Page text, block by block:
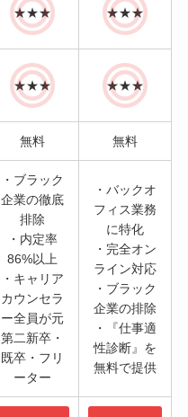
★★★ ★★★
★★★ ★★★
無料 無料
・ブラック
企業の徹底
排除
・内定率
86%以上
・キャリア
カウンセラ
ー全員が元
第二新卒・
既卒・フリ
ーター
・バックオ
フィス業務
に特化
・完全オン
ライン対応
・ブラック
企業の排除
・『仕事適
性診断』を
無料で提供